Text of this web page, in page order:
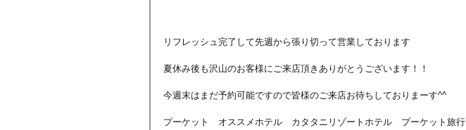
リフレッシュ完了して先週から張り切って営業しております
夏休み後も沢山のお客様にご来店頂きありがとうございます！！
今週末はまだ予約可能ですので皆様のご来店お待ちしておりまーす^^
プーケット　オススメホテル　カタタニリゾートホテル　プーケット旅行